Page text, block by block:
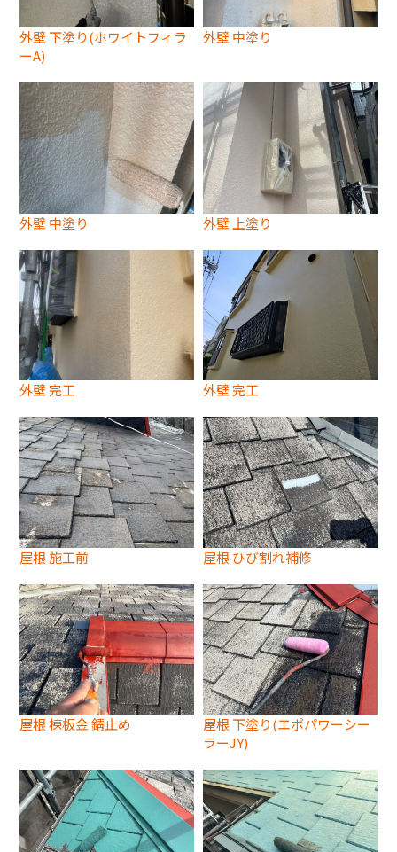
外壁 下塗り(ホワイトフィラ
ーA)
外壁 中塗り
外壁 中塗り 外壁 上塗り
外壁 完工 外壁 完工
屋根 施工前 屋根 ひび割れ補修
屋根 棟板金 錆止め
屋根 下塗り(エポパワーシー
ラーJY)